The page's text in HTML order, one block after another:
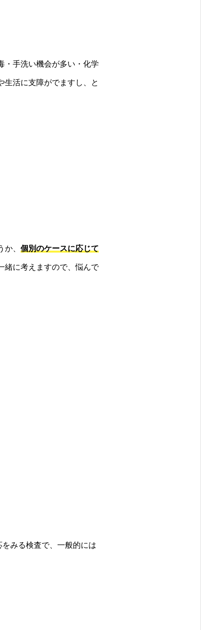
・手洗い機会が多い・化学
生活に支障がでますし、と
、 個別のケースに応じて
緒に考えますので、悩んで
みる検査で、一般的には